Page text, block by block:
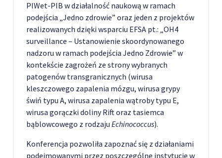
PIWet-PIB w działalność naukową w ramach
podejścia „Jedno zdrowie” oraz jeden z projektów
realizowanych dzięki wsparciu EFSA pt.: „OH4
surveillance – Ustanowienie skoordynowanego
nadzoru w ramach podejścia Jedno Zdrowie” w
kontekście zagrożeń ze strony wybranych
patogenów transgranicznych (wirusa
kleszczowego zapalenia mózgu, wirusa grypy
świń typu A, wirusa zapalenia wątroby typu E,
wirusa gorączki doliny Rift oraz tasiemca
bąblowcowego z rodzaju Echinococcus).
Konferencja pozwoliła zapoznać się z działaniami
podejmowanymi przez poszczególne instytucje w